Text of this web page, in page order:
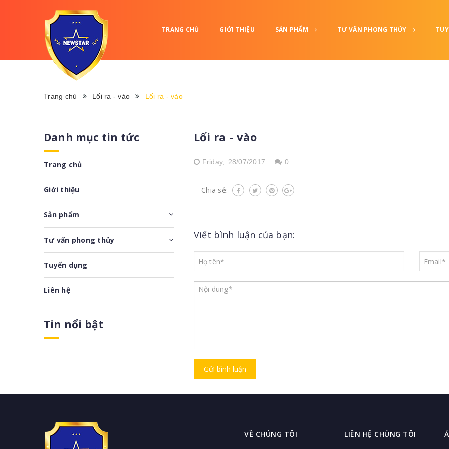
TRANG CHỦ GIỚI THIỆU SẢN PHẨM TƯ VẤN PHONG THỦY
Trang chủ Lối ra - vào Lối ra - vào
Lối ra - vào
Friday, 28/07/2017 0
Chia sẻ:
Viết bình luận của bạn:
Gửi bình luận
Danh mục tin tức
Trang chủ
Giới thiệu
Sản phẩm
Tư vấn phong thủy
Tuyển dụng
Liên hệ
Tin nổi bật
VỀ CHÚNG TÔI LIÊN HỆ CHÚNG TÔI